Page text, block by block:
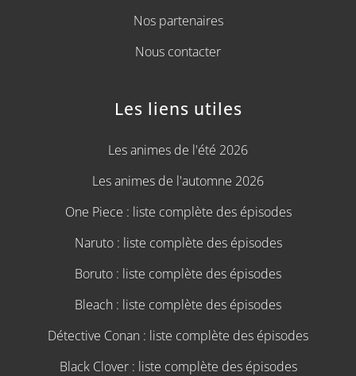
Nos partenaires
Nous contacter
Les liens utiles
Les animes de l'été 2026
Les animes de l'automne 2026
One Piece : liste complète des épisodes
Naruto : liste complète des épisodes
Boruto : liste complète des épisodes
Bleach : liste complète des épisodes
Détective Conan : liste complète des épisodes
Black Clover : liste complète des épisodes